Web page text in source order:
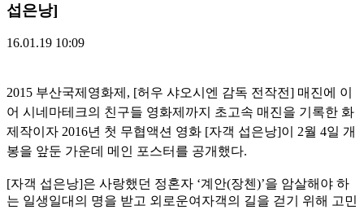
섭은낭]
16.01.19 10:09
2015 부산국제영화제, [허우 샤오시엔 감독 전작전] 매진에 이
어 시네마테크의 친구들 영화제까지 초고속 매진을 기록한 화
제작이자 2016년 첫 무협액션 영화 [자객 섭은낭]이 2월 4일 개
봉을 앞둔 가운데 메인 포스터를 공개했다.
[자객 섭은낭]은 사랑했던 정혼자 ‘계안(장첸)’을 암살해야 하
는 일생일대의 명을 받고 외로운여자객의 길을 걷기 위해 고민